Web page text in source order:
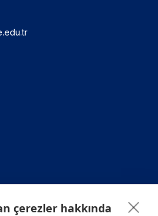
çerezler hakkında